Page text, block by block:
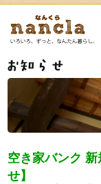
空き家バンク
せ】